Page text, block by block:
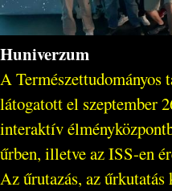
Huniverzum
A Természettudományos
látogatott el szeptember
interaktív
űrben, illetve az ISS-en
Az űrutazás, az